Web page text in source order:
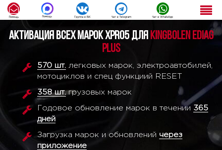
Помощь Помощь Группа в ВК Чат в Telegram Чат в WhatsApp
Активация всех марок XPRO5 для KINGBOLEN EDIAG
Plus
570 шт. легковых марок, электроавтобилей,
мотоциклов и спец функциий RESET
358 шт.грузовых марок
Годовое обновление марок в течении 365
дней
Загрузка марок и обновлений через
приложение